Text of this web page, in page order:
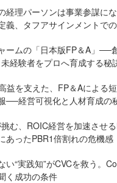
経理パーソンは事業参謀に
義、タフアサインメントで
ームの「日本版FP＆A」──
経験者をプロへ育成する秘
益を支えた、FP＆Aによる
──経営可視化と人材育成の
む、ROIC経営を加速させ
あったPBR1倍割れの危機感
い“実践知”がCVCを救う。
く成功の条件